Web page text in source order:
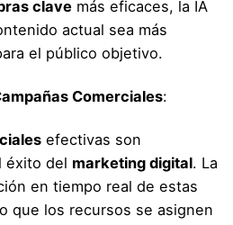
clave más eficaces, la IA
actual sea más
el público objetivo.
Comerciales:
efectivas son
éxito del marketing digital. La
en tiempo real de estas
que los recursos se asignen